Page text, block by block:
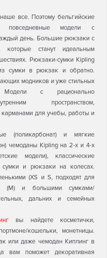
все. Поэтому бельгийские
повседневные модели с
день. Большие рюкзаки с
станут идеальным
Рюкзаки-сумки Kipling
сумки в рюкзак и обратно.
модников и уже стильных
Модели с рационально
пространством,
для учебы, работы и
(поликарбонат) и мягкие
чемоданы Kipling на 2-х и 4-х
модели), классические
и рюкзаки на колесах.
(XS и S, подходят для
(М) и большими сумками/
дальних и семейных
вы найдете косметички,
кошельки, монетницы.
или даже чемодан Киплинг в
вам поможет декоративная